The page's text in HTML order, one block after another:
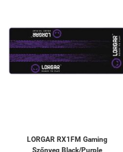
LORGAR RX1FM Gaming
Szőnyeg Black/Purple